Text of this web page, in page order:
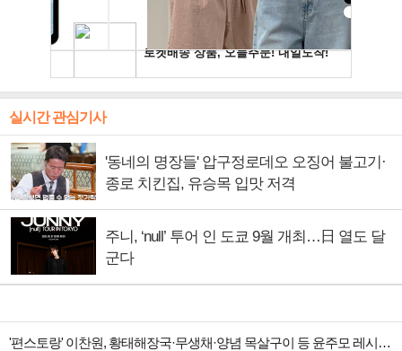
실시간 관심기사
'동네의 명장들' 압구정로데오 오징어 불고기·
종로 치킨집, 유승목 입맛 저격
주니, ‘null’ 투어 인 도쿄 9월 개최…日 열도 달
군다
'편스토랑' 이찬원, 황태해장국·무생채·양념 목살구이 등 윤주모 레시피 섭렵